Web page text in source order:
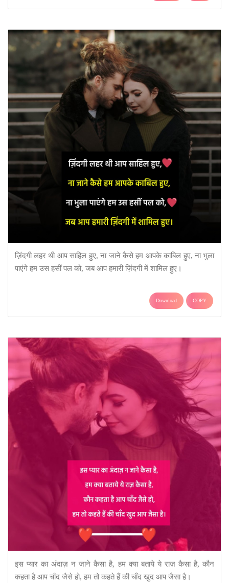
ज़िंदगी लहर थी आप साहिल हुए, ना जाने कैसे हम आपके काबिल हुए, ना भुला
पाएंगे हम उस हसीं पल को, जब आप हमारी ज़िंदगी में शामिल हुए।
Download COPY
इस प्यार का अंदाज़ न जाने कैसा है, हम क्या बताये ये राज़ कैसा है, कौन
कहता है आप चाँद जैसे हो, हम तो कहते हैं की चाँद खुद आप जैसा है।